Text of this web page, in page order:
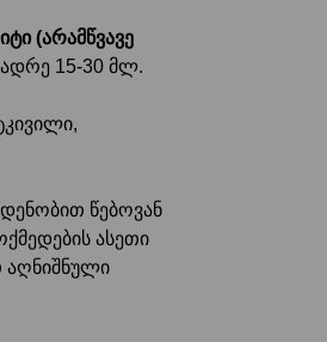
(არამწვავე
ადრე 15-30 მლ.
წებოვან
ასეთი
აღნიშნული